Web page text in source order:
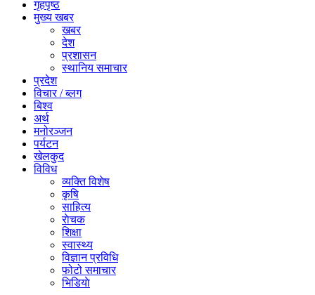
गृहपृष्ठ
मुख्य खबर
खबर
देश
प्रशासन
स्थानिय समाचार
प्रदेश
विचार / ब्लग
बिश्व
अर्थ
मनोरञ्जन
पर्यटन
खेलकुद
विविध
व्यक्ति विशेष
कृषि
साहित्य
राेचक
शिक्षा
स्वास्थ्य
विज्ञान प्रविधि
फोटो समाचार
भिडियाे